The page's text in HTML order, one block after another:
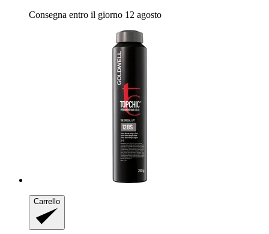
Consegna entro il giorno 12 agosto
Carrello